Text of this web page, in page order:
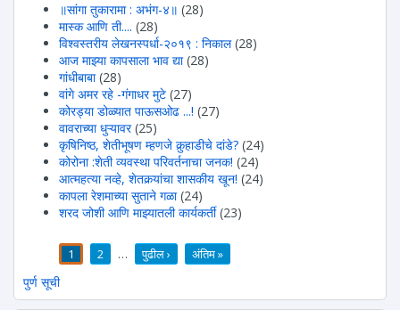
॥सांगा तुकारामा : अभंग-४॥ (28)
मास्क आणि ती.... (28)
विश्वस्तरीय लेखनस्पर्धा-२०१९ : निकाल (28)
आज माझ्या कापसाला भाव द्या(28)
गांधीबाबा (28)
वांगे अमर रहे -गंगाधर मुटे (27)
कोरड्या डोळ्यात पाऊसओढ ...! (27)
वावराच्या धुऱ्यावर(25)
कृषिनिष्ठ, शेतीभूषण म्हणजे कुर्‍हाडीचे दांडे? (24)
कोरोना :शेती व्यवस्था परिवर्तनाचा जनक! (24)
आत्महत्या नव्हे, शेतकर्‍यांचा शासकीय खून! (24)
कापला रेशमाच्या सुताने गळा (24)
शरद जोशी आणि माझ्यातली कार्यकर्ती (23)
1 2 … पुढील › अंतिम »
पुर्ण सूची